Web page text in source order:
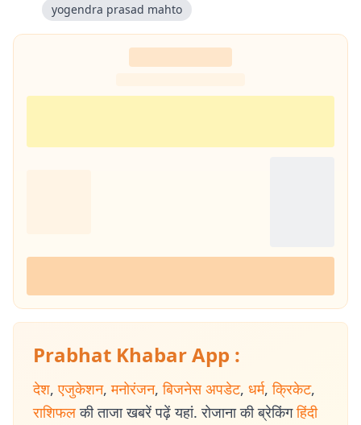
yogendra prasad mahto
Prabhat Khabar App :
देश, एजुकेशन, मनोरंजन, बिजनेस अपडेट, धर्म, क्रिकेट,
राशिफल की ताजा खबरें पढ़ें यहां. रोजाना की ब्रेकिंग हिंदी